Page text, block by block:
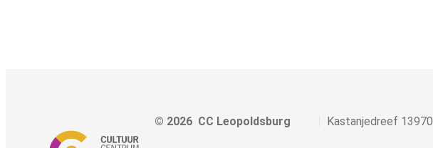
© 2026 CC Leopoldsburg
Adres
Kastanjedreef 1,3970
E-mail